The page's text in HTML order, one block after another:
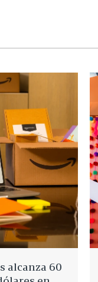
alcanza 60